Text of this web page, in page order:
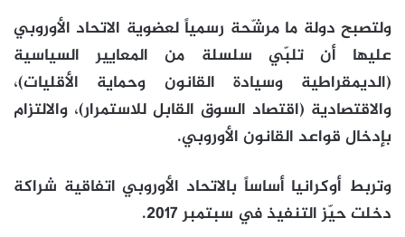
ولتصبح دولة ما مرشّحة رسمياً لعضوية الاتحاد الأوروبي
عليها أن تلبّي سلسلة من المعايير السياسية
(الديمقراطية وسيادة القانون وحماية الأقليات)،
والاقتصادية (اقتصاد السوق القابل للاستمرار)، والالتزام
بإدخال قواعد القانون الأوروبي.
وتربط أوكرانيا أساساً بالاتحاد الأوروبي اتفاقية شراكة
دخلت حيّز التنفيذ في سبتمبر 2017.